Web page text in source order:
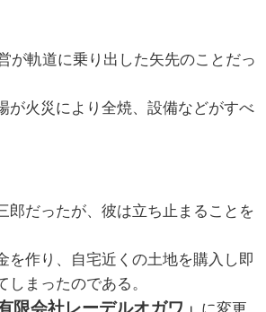
が軌道に乗り出した矢先のことだっ
が火災により全焼、設備などがすべ
郎だったが、彼は立ち止まることを
を作り、自宅近くの土地を購入し即
しまったのである。
有限会社レーデルオガワ」